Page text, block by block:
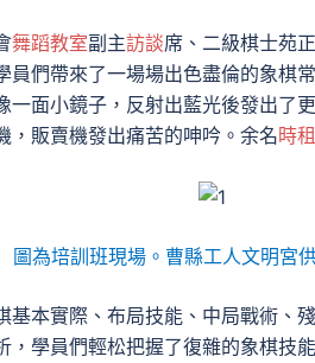
舞蹈教室副主訪談席、二級棋士苑
員們帶來了一場場出色盡倫的象棋
一面小鏡子，反射出藍光後發出了
，販賣機發出痛苦的呻吟。余名時
圖為培訓班現場。曹縣工人文明宮
基本實際、布局技能、中局戰術、
，學員們輕松把握了復雜的象棋技